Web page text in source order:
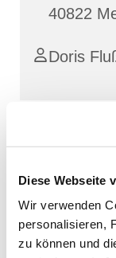
Diese Webseite
Wir verwenden
personalisieren,
zu können und
40822
Doris